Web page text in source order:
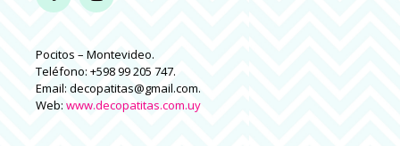
Pocitos – Montevideo.
Teléfono: +598 99 205 747.
Email: decopatitas@gmail.com.
Web: www.decopatitas.com.uy